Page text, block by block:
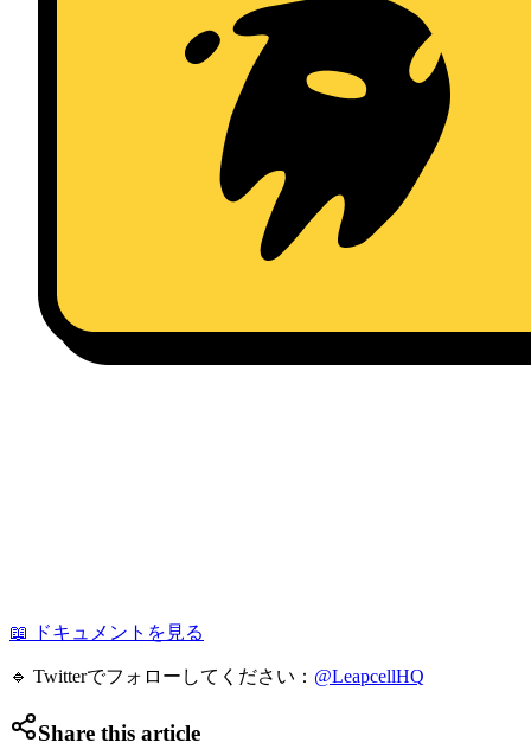
📖 ドキュメントを見る
🔹 Twitterでフォローしてください： @LeapcellHQ
Share this article